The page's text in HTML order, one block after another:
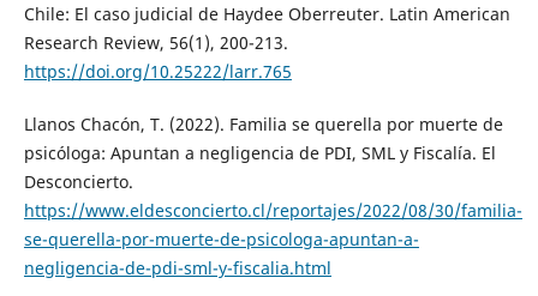
Chile: El caso judicial de Haydee Oberreuter. Latin American
Research Review, 56(1), 200-213.
https://doi.org/10.25222/larr.765
Llanos Chacón, T. (2022). Familia se querella por muerte de
psicóloga: Apuntan a negligencia de PDI, SML y Fiscalía. El
Desconcierto.
https://www.eldesconcierto.cl/reportajes/2022/08/30/familia-
se-querella-por-muerte-de-psicologa-apuntan-a-
negligencia-de-pdi-sml-y-fiscalia.html